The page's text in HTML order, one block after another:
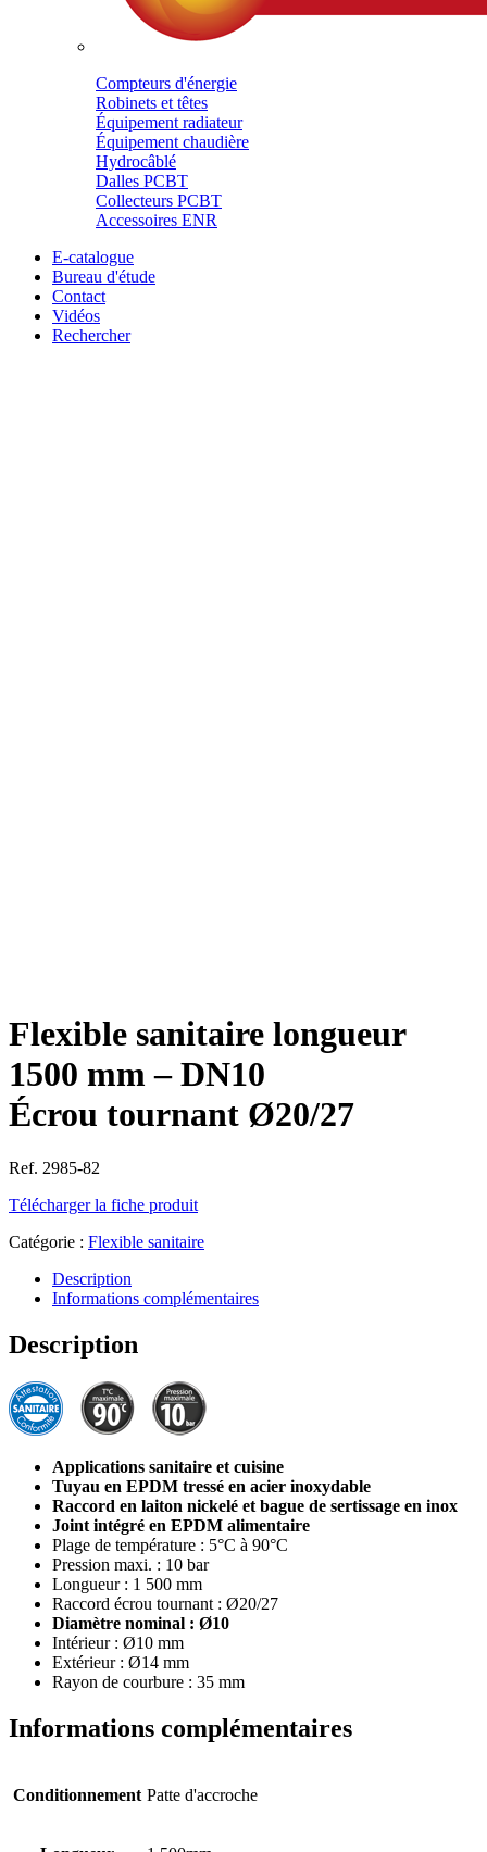
Compteurs d'énergie
Robinets et têtes
Équipement radiateur
Équipement chaudière
Hydrocâblé
Dalles PCBT
Collecteurs PCBT
Accessoires ENR
E-catalogue
Bureau d'étude
Contact
Vidéos
Rechercher
Flexible sanitaire longueur
1500 mm – DN10
Écrou tournant Ø20/27
Ref. 2985-82
Télécharger la fiche produit
Catégorie : Flexible sanitaire
Description
Informations complémentaires
Description
Applications sanitaire et cuisine
Tuyau en EPDM tressé en acier inoxydable
Raccord en laiton nickelé et bague de sertissage en inox
Joint intégré en EPDM alimentaire
Plage de température : 5°C à 90°C
Pression maxi. : 10 bar
Longueur : 1 500 mm
Raccord écrou tournant : Ø20/27
Diamètre nominal : Ø10
Intérieur : Ø10 mm
Extérieur : Ø14 mm
Rayon de courbure : 35 mm
Informations complémentaires
Conditionnement Patte d'accroche